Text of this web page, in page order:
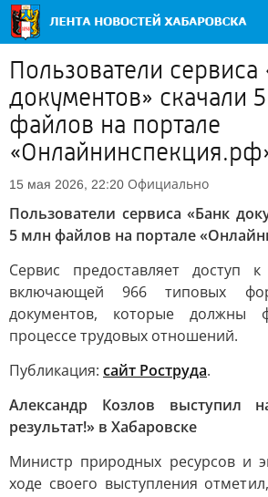
Пользователи сервиса
документов» скачали
файлов на портале
15 мая 2026, 22:20 Официально
Пользователи сервиса «Банк
5 млн файлов на портале
Сервис предоставляет доступ
включающей 966 типовых
документов, которые должны
процессе трудовых отношений.
Публикация: сайт Роструда.
Александр Козлов выступил
результат!» в Хабаровске
Министр природных ресурсов и
ходе своего выступления